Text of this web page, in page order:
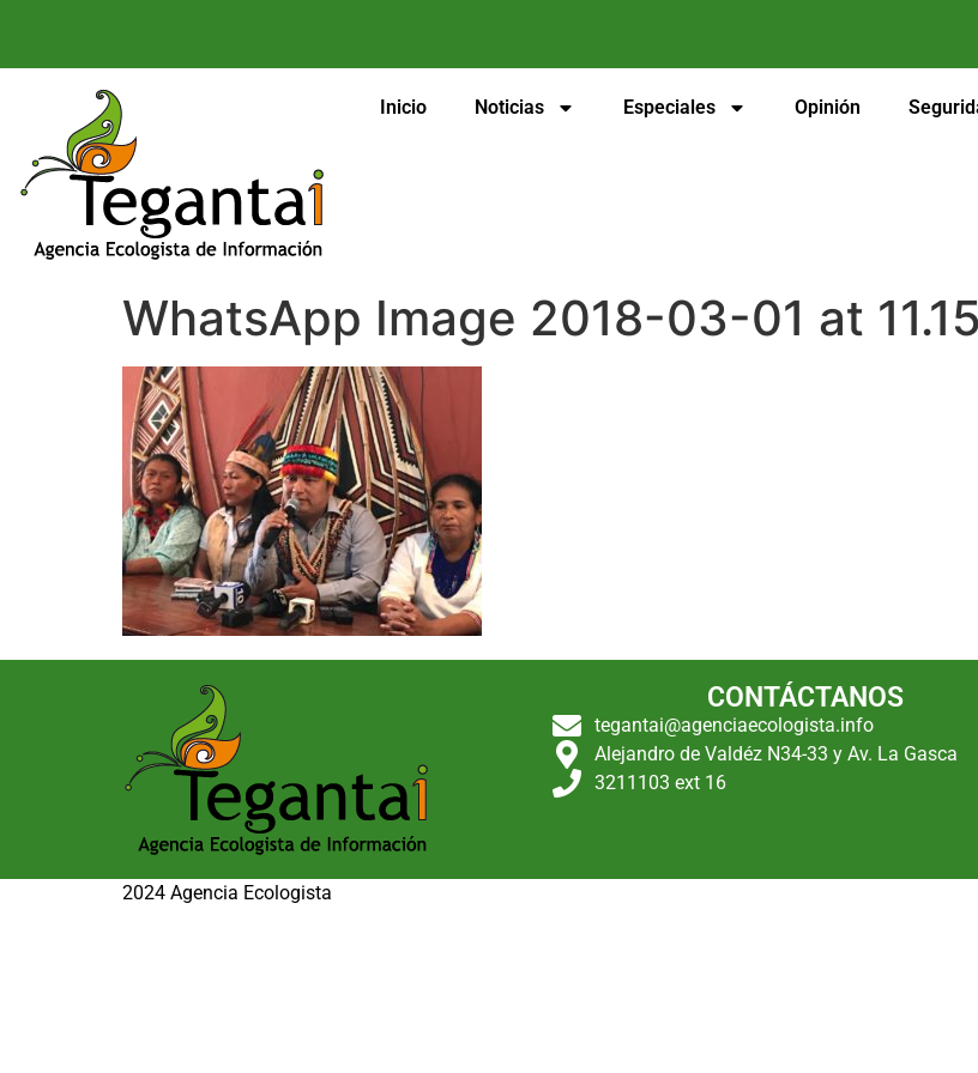
Inicio Noticias Especiales Opinión
WhatsApp Image 2018-03-01 at
CONTÁCTANOS
tegantai@agenciaecologista.info
Alejandro de Valdéz N34-33 y Av. La Gasca
3211103 ext 16
2024 Agencia Ecologista